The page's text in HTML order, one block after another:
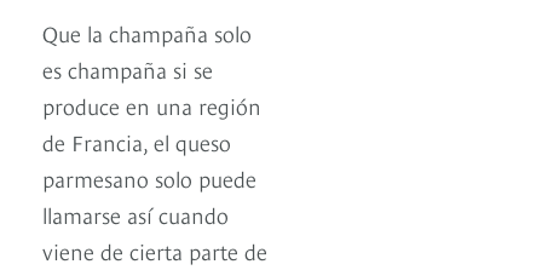
Que la champaña solo
es champaña si se
produce en una región
de Francia, el queso
parmesano solo puede
llamarse así cuando
viene de cierta parte de